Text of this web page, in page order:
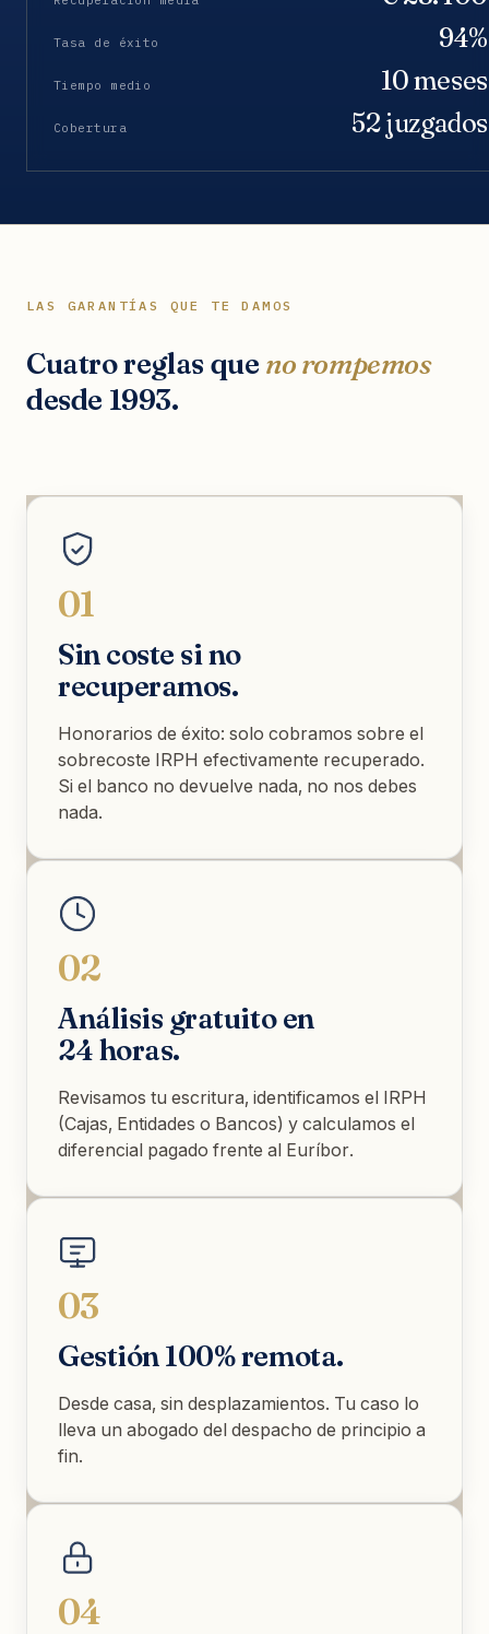
Tasa de éxito 94%
Tiempo medio 10 meses
Cobertura 52 juzgados
LAS GARANTÍAS QUE TE DAMOS
Cuatro reglas que no rompemos
desde 1993.
01
Sin coste si no
recuperamos.
Honorarios de éxito: solo cobramos sobre el
sobrecoste IRPH efectivamente recuperado.
Si el banco no devuelve nada, no nos debes
nada.
02
Análisis gratuito en
24 horas.
Revisamos tu escritura, identificamos el IRPH
(Cajas, Entidades o Bancos) y calculamos el
diferencial pagado frente al Euríbor.
03
Gestión 100% remota.
Desde casa, sin desplazamientos. Tu caso lo
lleva un abogado del despacho de principio a
fin.
04